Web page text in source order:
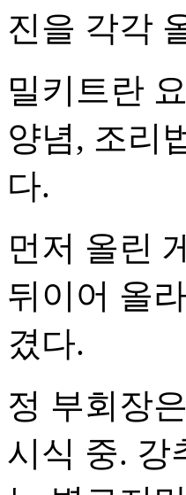
진을 각각
밀키트란
양념, 조리
다.
먼저 올린
뒤이어 올
겼다.
정 부회장
시식 중. 강